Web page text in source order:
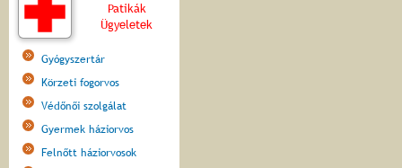
Patikák
Ügyeletek
Gyógyszertár
Körzeti fogorvos
Védőnői szolgálat
Gyermek háziorvos
Felnőtt háziorvosok